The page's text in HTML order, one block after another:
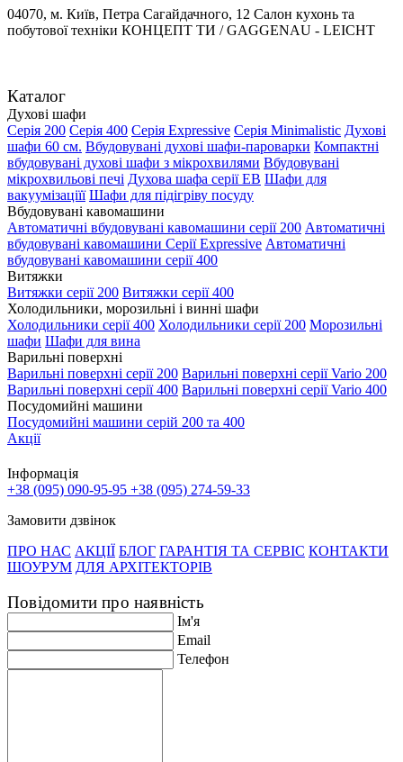
04070, м. Київ, Петра Сагайдачного, 12 Салон кухонь та
побутової техніки КОНЦЕПТ ТИ / GAGGENAU - LEICHT
Каталог
Духові шафи
Серія 200 Серія 400 Серія Expressive Серія Minimalistic Духові
шафи 60 см. Вбудовувані духові шафи-пароварки Компактні
вбудовувані духові шафи з мікрохвилями Вбудовувані
мікрохвильові печі Духова шафа серії EB Шафи для
вакуумізаціїї Шафи для підігріву посуду
Вбудовувані кавомашини
Автоматичні вбудовувані кавомашини серії 200 Автоматичні
вбудовувані кавомашини Серії Expressive Автоматичні
вбудовувані кавомашини серії 400
Витяжки
Витяжки серії 200 Витяжки серії 400
Холодильники, морозильні і винні шафи
Холодильники серії 400 Холодильники серії 200 Морозильні
шафи Шафи для вина
Варильні поверхні
Варильні поверхні серії 200 Варильні поверхні серії Vario 200
Варильні поверхні серії 400 Варильні поверхні серії Vario 400
Посудомийні машини
Посудомийні машини серій 200 та 400
Акції
Інформація
+38 (095) 090-95-95 +38 (095) 274-59-33
Замовити дзвінок
ПРО НАС АКЦІЇ БЛОГ ГАРАНТІЯ ТА СЕРВІС КОНТАКТИ
ШОУРУМ ДЛЯ АРХІТЕКТОРІВ
Повідомити про наявність
Ім'я
Email
Телефон